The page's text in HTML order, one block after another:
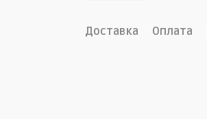
Доставка Оплата